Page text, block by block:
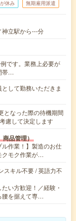
休み 無期雇用派遣
立駅から---分
です。業務上必要が
帯…
して勤務いただきま
なった際の待機期間
慮して決定します
商品管理）
ル作業！】製造のお仕
クモク作業が…
スキル不要 / 英語力不
い方歓迎！／経験・
腰を据えて専…